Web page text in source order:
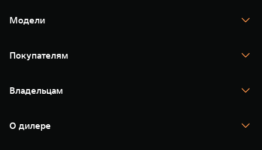
Модели
TANK 400
TANK 500
Покупателям
Тест-драйв
TANK Финансы
Корпоративным клиентам
Зарядные станции
Владельцам
Помощь на дороге
Новые цифровые сервисы TANK
О дилере